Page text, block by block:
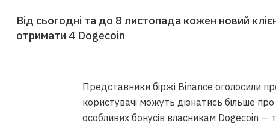
Від сьогодні та до 8 листопада кожен новий
отримати 4 Dogecoin
Представники біржі Binance оголосили
користувачі можуть дізнатись більше
особливих бонусів власникам Dogecoin